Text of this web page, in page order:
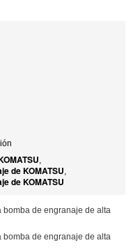
,
de KOMATSU,
de KOMATSU
bomba de engranaje de alta
bomba de engranaje de alta